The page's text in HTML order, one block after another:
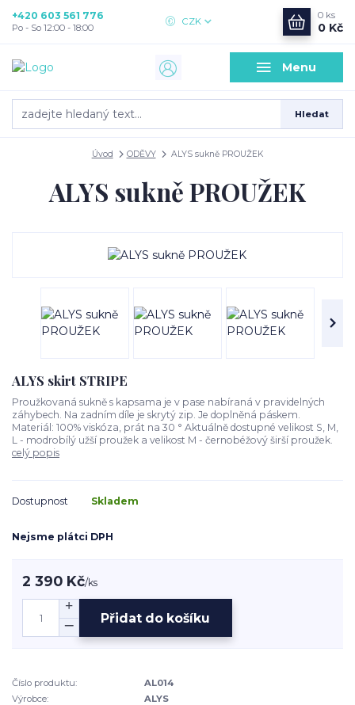
Menu
CZK
Hledat
+420 603 561 776
Po - So 12:00 - 18:00
0 ks
0 Kč
Úvod ODĚVY ALYS sukně PROUŽEK
ALYS sukně PROUŽEK
ALYS skirt STRIPE
Proužkovaná sukně s kapsama je v pase nabíraná v pravidelných
záhybech. Na zadním díle je skrytý zip. Je doplněná páskem.
Materiál: 100% viskóza, prát na 30 ° Aktuálně dostupné velikost S, M,
L - modrobílý užší proužek a velikost M - černobéžový širší proužek.
celý popis
Dostupnost Skladem
Nejsme plátci DPH
2 390 Kč/ks
Přidat do košíku
Číslo produktu:
AL014
Výrobce:
ALYS